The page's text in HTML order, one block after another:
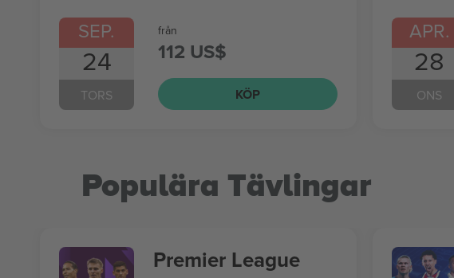
SEP.
24
TORS
från
112 US$
KÖP
APR.
28
ONS
Populära Tävlingar
Premier League